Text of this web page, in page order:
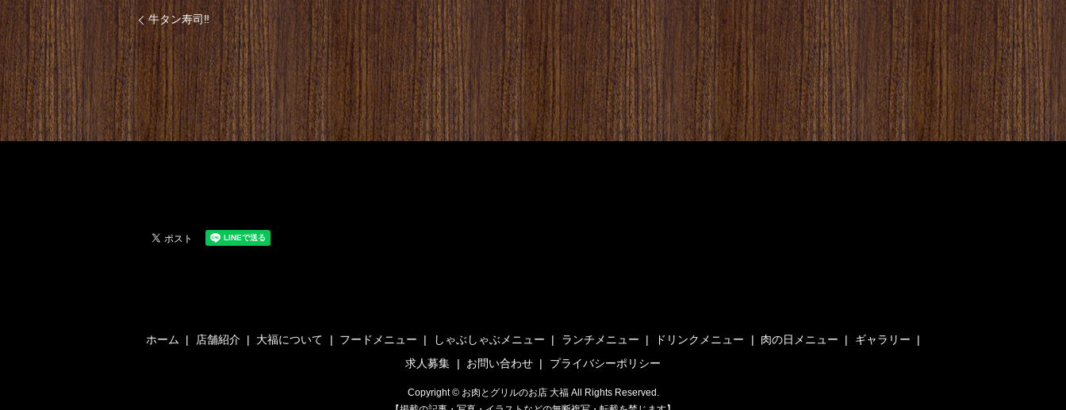
牛タン寿司‼︎
ホーム 店舗紹介 大福について フードメニュー しゃぶしゃぶメニュー ランチメニュー ドリンクメニュー 肉の日メニュー
ギャラリー
求人募集
お問い合わせ プライバシーポリシー
Copyright © お肉とグリルのお店 大福 All Rights Reserved.